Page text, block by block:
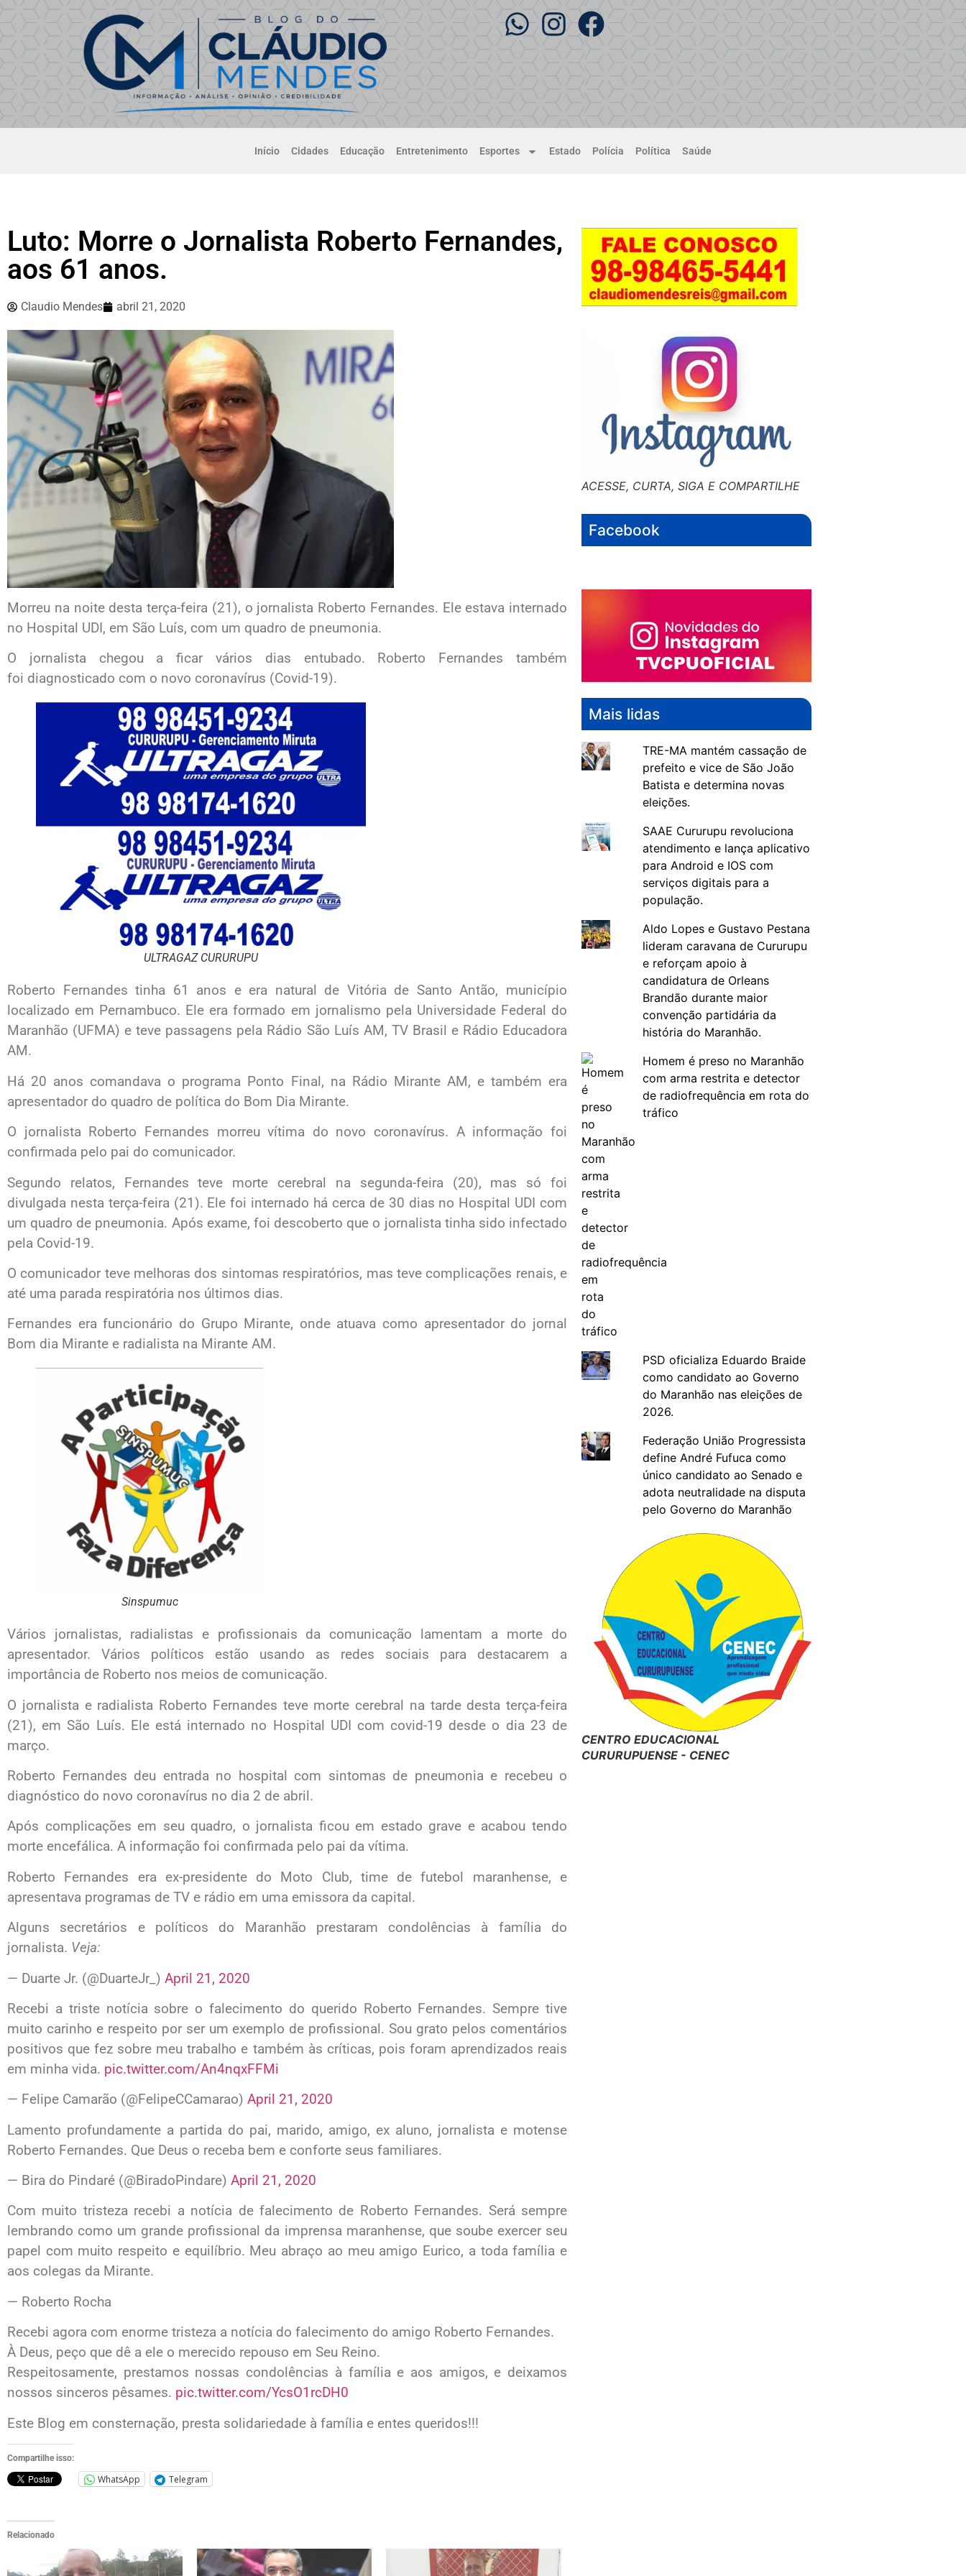
Início Cidades Educação Entretenimento Esportes Estado Polícia Política Saúde
Luto: Morre o Jornalista Roberto Fernandes,
aos 61 anos.
Claudio Mendes abril 21, 2020
Morreu na noite desta terça-feira (21), o jornalista Roberto Fernandes. Ele estava internado
no Hospital UDI, em São Luís, com um quadro de pneumonia.
O jornalista chegou a ficar vários dias entubado. Roberto Fernandes também
foi diagnosticado com o novo coronavírus (Covid-19).
ULTRAGAZ CURURUPU
Roberto Fernandes tinha 61 anos e era natural de Vitória de Santo Antão, município
localizado em Pernambuco. Ele era formado em jornalismo pela Universidade Federal do
Maranhão (UFMA) e teve passagens pela Rádio São Luís AM, TV Brasil e Rádio Educadora
AM.
Há 20 anos comandava o programa Ponto Final, na Rádio Mirante AM, e também era
apresentador do quadro de política do Bom Dia Mirante.
O jornalista Roberto Fernandes morreu vítima do novo coronavírus. A informação foi
confirmada pelo pai do comunicador.
Segundo relatos, Fernandes teve morte cerebral na segunda-feira (20), mas só foi
divulgada nesta terça-feira (21). Ele foi internado há cerca de 30 dias no Hospital UDI com
um quadro de pneumonia. Após exame, foi descoberto que o jornalista tinha sido infectado
pela Covid-19.
O comunicador teve melhoras dos sintomas respiratórios, mas teve complicações renais, e
até uma parada respiratória nos últimos dias.
Fernandes era funcionário do Grupo Mirante, onde atuava como apresentador do jornal
Bom dia Mirante e radialista na Mirante AM.
Sinspumuc
Vários jornalistas, radialistas e profissionais da comunicação lamentam a morte do
apresentador. Vários políticos estão usando as redes sociais para destacarem a
importância de Roberto nos meios de comunicação.
O jornalista e radialista Roberto Fernandes teve morte cerebral na tarde desta terça-feira
(21), em São Luís. Ele está internado no Hospital UDI com covid-19 desde o dia 23 de
março.
Roberto Fernandes deu entrada no hospital com sintomas de pneumonia e recebeu o
diagnóstico do novo coronavírus no dia 2 de abril.
Após complicações em seu quadro, o jornalista ficou em estado grave e acabou tendo
morte encefálica. A informação foi confirmada pelo pai da vítima.
Roberto Fernandes era ex-presidente do Moto Club, time de futebol maranhense, e
apresentava programas de TV e rádio em uma emissora da capital.
Alguns secretários e políticos do Maranhão prestaram condolências à família do
jornalista. Veja:
— Duarte Jr. (@DuarteJr_) April 21, 2020
Recebi a triste notícia sobre o falecimento do querido Roberto Fernandes. Sempre tive
muito carinho e respeito por ser um exemplo de profissional. Sou grato pelos comentários
positivos que fez sobre meu trabalho e também às críticas, pois foram aprendizados reais
em minha vida. pic.twitter.com/An4nqxFFMi
— Felipe Camarão (@FelipeCCamarao) April 21, 2020
Lamento profundamente a partida do pai, marido, amigo, ex aluno, jornalista e motense
Roberto Fernandes. Que Deus o receba bem e conforte seus familiares.
— Bira do Pindaré (@BiradoPindare) April 21, 2020
Com muito tristeza recebi a notícia de falecimento de Roberto Fernandes. Será sempre
lembrando como um grande profissional da imprensa maranhense, que soube exercer seu
papel com muito respeito e equilíbrio. Meu abraço ao meu amigo Eurico, a toda família e
aos colegas da Mirante.
— Roberto Rocha
Recebi agora com enorme tristeza a notícia do falecimento do amigo Roberto Fernandes.
À Deus, peço que dê a ele o merecido repouso em Seu Reino.
Respeitosamente, prestamos nossas condolências à família e aos amigos, e deixamos
nossos sinceros pêsames. pic.twitter.com/YcsO1rcDH0
Este Blog em consternação, presta solidariedade à família e entes queridos!!!
Compartilhe isso:
WhatsApp Telegram
Relacionado
ACESSE, CURTA, SIGA E COMPARTILHE
Facebook
Mais lidas
TRE-MA mantém cassação de
prefeito e vice de São João
Batista e determina novas
eleições.
SAAE Cururupu revoluciona
atendimento e lança aplicativo
para Android e IOS com
serviços digitais para a
população.
Aldo Lopes e Gustavo Pestana
lideram caravana de Cururupu
e reforçam apoio à
candidatura de Orleans
Brandão durante maior
convenção partidária da
história do Maranhão.
Homem é preso no Maranhão
com arma restrita e detector
de radiofrequência em rota do
tráfico
PSD oficializa Eduardo Braide
como candidato ao Governo
do Maranhão nas eleições de
2026.
Federação União Progressista
define André Fufuca como
único candidato ao Senado e
adota neutralidade na disputa
pelo Governo do Maranhão
CENTRO EDUCACIONAL
CURURUPUENSE - CENEC